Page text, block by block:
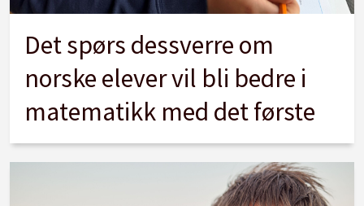
Det spørs dessverre om
norske elever vil bli bedre i
matematikk med det første